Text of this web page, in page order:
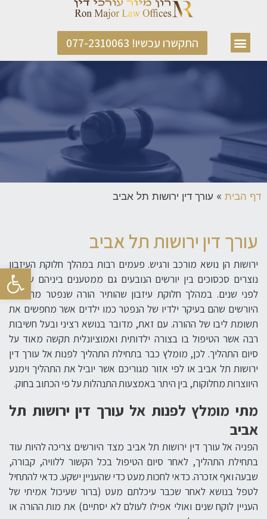
פתח
התקשרו עכשיו! 077-2310063
דף הבית » עורך דין ירושות תל אביב
עורך דין ירושות תל אביב
ירושות הן נושא מורכב ורגיש. פעמים רבות במהלך חלוקת העיזבון
נוצרים סכסוכים בין יורשים הנובעים גם ממטענים ביניהם שנוצרו
לפני שנים. במהלך חלוקת עיזבון שהותיר הורה שנפטר מרגישים
היורשים שהם בעיקר ילדיו של הנפטר כמו ילדים אשר מחפשים את
תשומת ליבו של ההורה. עם זאת, מדובר בנושא רציני ובעל חשיבות
רבה אשר הטיפול בו בצורה ילדותית ואמוציונלית תקשה מאוד על
סיום התהליך. לכן, מומלץ כבר בתחילת התהליך לפנות אל עורך דין
ירושות תל אביב או לפי אזור מגוריכם אשר יוביל את התהליך וימנע
היווצרות מחלוקות, בין היתר באמצעות התנהלות על פי הכתוב בחוק.
מתי מומלץ לפנות אל עורך דין ירושות תל
אביב
הפניה אל עורך דין ירושות תל אביב מצד היורשים צריכה להיות עוד
בתחילת התהליך, לאחר סיום הטיפול בכל הקשור ללוויה, קבורה,
שבעה ואף אזכרה. כדאי לחכות מעט כדי שהעניין ישקע. כדאי להתחיל
לטפל בנושא לאחר שכבר עיכלתם מעט (ברור שעיכול אמיתי של
העניין לוקח שנים ואולי אפילו לעולם לא יסתיים) את מות ההורה או